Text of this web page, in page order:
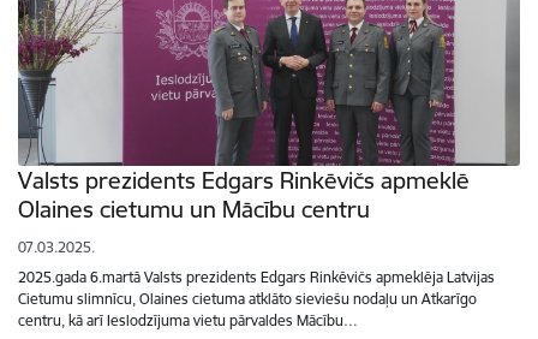
Valsts prezidents Edgars Rinkēvičs apmeklē
Olaines cietumu un Mācību centru
07.03.2025.
2025.gada 6.martā Valsts prezidents Edgars Rinkēvičs apmeklēja Latvijas
Cietumu slimnīcu, Olaines cietuma atklāto sieviešu nodaļu un Atkarīgo
centru, kā arī Ieslodzījuma vietu pārvaldes Mācību…